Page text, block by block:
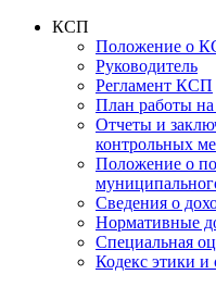
КСП
Положение о
Руководитель
Регламент КСП
План работы на
Отчеты и
контрольных
Положение о
Сведения о
Нормативные
Специальная
Кодекс этики и